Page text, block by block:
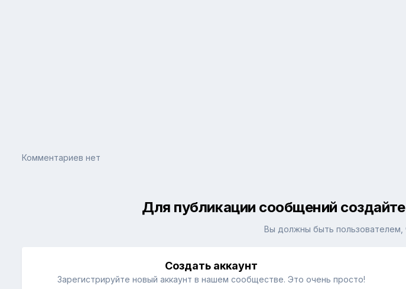
Комментариев нет
Для публикации сообщений
Вы должны быть пользователем,
Создать аккаунт
Зарегистрируйте новый аккаунт в нашем сообществе. Это очень просто!